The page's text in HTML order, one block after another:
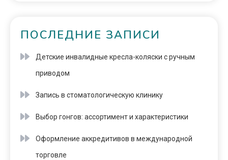
ПОСЛЕДНИЕ ЗАПИСИ
Детские инвалидные кресла-коляски с ручным
приводом
Запись в стоматологическую клинику
Выбор гонгов: ассортимент и характеристики
Оформление аккредитивов в международной
торговле